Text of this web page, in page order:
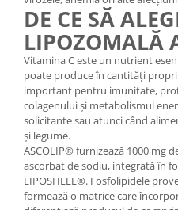
DE CE SĂ
LIPOZOMALĂ
Vitamina C este un nutrient
poate produce în cantități
important pentru imunitate,
colagenului și metabolismul
solicitante sau atunci când
și legume.
ASCOLIP® furnizează 1000 mg
ascorbat de sodiu, integrată în
LIPOSHELL®. Fosfolipidele
formează o matrice care